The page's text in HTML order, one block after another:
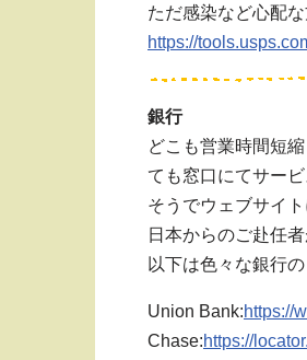
ただ感染など心配
https://
銀行
どこも営業時間短
ても窓口にてサー
そうでウェブサイ
日本からのご赴任
以下は色々な銀行
Union Bank:https://
Chase:https://